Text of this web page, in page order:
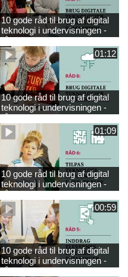
10 gode råd til brug af digital
teknologi i undervisningen -
råd 9
01:12
10 gode råd til brug af digital
teknologi i undervisningen -
råd 8
01:09
10 gode råd til brug af digital
teknologi i undervisningen -
råd 6
00:59
10 gode råd til brug af digital
teknologi i undervisningen -
råd 5